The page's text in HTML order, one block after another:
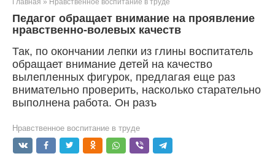
Главная » Нравственное воспитание в труде
Педагог обращает внимание на проявление
нравственно-волевых качеств
Так, по окончании лепки из глины воспитатель
обращает внимание детей на качество
вылепленных фигурок, предлагая еще раз
внимательно проверить, насколько старательно
выполнена работа. Он разъ
Нравственное воспитание в труде